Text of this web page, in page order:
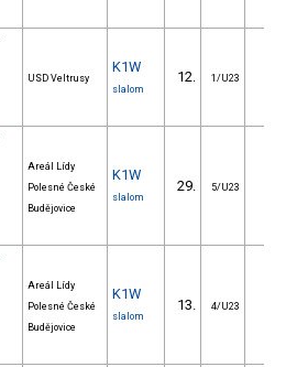
USD Veltrusy
K1W
slalom
12. 1/U23
Areál Lídy
Polesné České
Budějovice
K1W
slalom
29. 5/U23
Areál Lídy
Polesné České
Budějovice
K1W
slalom
13. 4/U23